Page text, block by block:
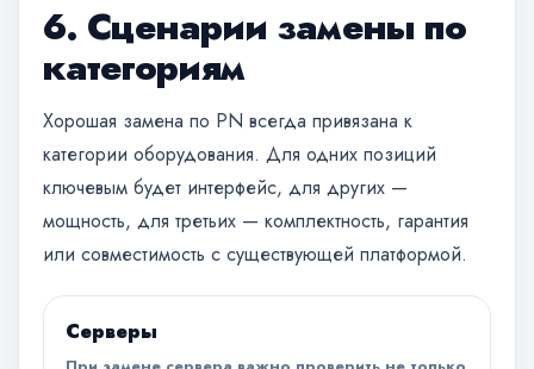
6. Сценарии замены по
категориям
Хорошая замена по PN всегда привязана к
категории оборудования. Для одних позиций
ключевым будет интерфейс, для других —
мощность, для третьих — комплектность, гарантия
или совместимость с существующей платформой.
Серверы